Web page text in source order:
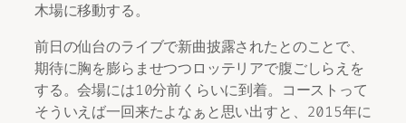
木場に移動する。
前日の仙台のライブで新曲披露されたとのことで、
期待に胸を膨らませつつロッテリアで腹ごしらえを
する。会場には10分前くらいに到着。コーストって
そういえば一回来たよなぁと思い出すと、2015年に